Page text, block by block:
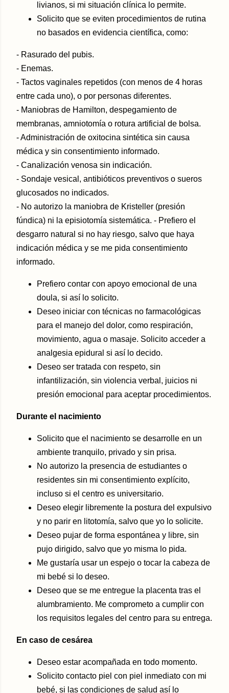
livianos, si mi situación clínica lo permite.
Solicito que se eviten procedimientos de rutina
no basados en evidencia científica, como:
- Rasurado del pubis.
- Enemas.
- Tactos vaginales repetidos (con menos de 4 horas
entre cada uno), o por personas diferentes.
- Maniobras de Hamilton, despegamiento de
membranas, amniotomía o rotura artificial de bolsa.
- Administración de oxitocina sintética sin causa
médica y sin consentimiento informado.
- Canalización venosa sin indicación.
- Sondaje vesical, antibióticos preventivos o sueros
glucosados no indicados.
- No autorizo la maniobra de Kristeller (presión
fúndica) ni la episiotomía sistemática. - Prefiero el
desgarro natural si no hay riesgo, salvo que haya
indicación médica y se me pida consentimiento
informado.
Prefiero contar con apoyo emocional de una
doula, si así lo solicito.
Deseo iniciar con técnicas no farmacológicas
para el manejo del dolor, como respiración,
movimiento, agua o masaje. Solicito acceder a
analgesia epidural si así lo decido.
Deseo ser tratada con respeto, sin
infantilización, sin violencia verbal, juicios ni
presión emocional para aceptar procedimientos.
Durante el nacimiento
Solicito que el nacimiento se desarrolle en un
ambiente tranquilo, privado y sin prisa.
No autorizo la presencia de estudiantes o
residentes sin mi consentimiento explícito,
incluso si el centro es universitario.
Deseo elegir libremente la postura del expulsivo
y no parir en litotomía, salvo que yo lo solicite.
Deseo pujar de forma espontánea y libre, sin
pujo dirigido, salvo que yo misma lo pida.
Me gustaría usar un espejo o tocar la cabeza de
mi bebé si lo deseo.
Deseo que se me entregue la placenta tras el
alumbramiento. Me comprometo a cumplir con
los requisitos legales del centro para su entrega.
En caso de cesárea
Deseo estar acompañada en todo momento.
Solicito contacto piel con piel inmediato con mi
bebé, si las condiciones de salud así lo